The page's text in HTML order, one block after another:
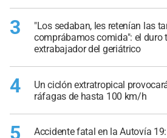
3
"Los sedaban, les retenían las
comprábamos comida": el duro
extrabajador del geriátrico
4
Un ciclón extratropical
ráfagas de hasta 100 km/h
5
Accidente fatal en la Autovía